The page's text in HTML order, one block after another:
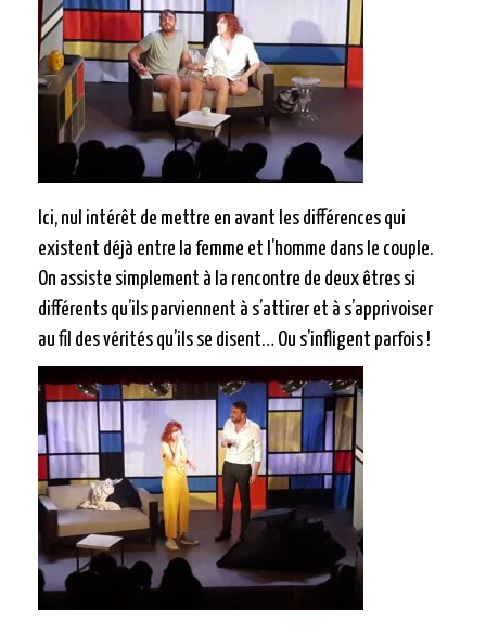
Ici, nul intérêt de mettre en avant les différences qui
existent déjà entre la femme et l’homme dans le couple.
On assiste simplement à la rencontre de deux êtres si
différents qu’ils parviennent à s’attirer et à s’apprivoiser
au fil des vérités qu’ils se disent… Ou s’infligent parfois !